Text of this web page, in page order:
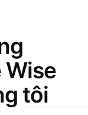
Wise
tôi